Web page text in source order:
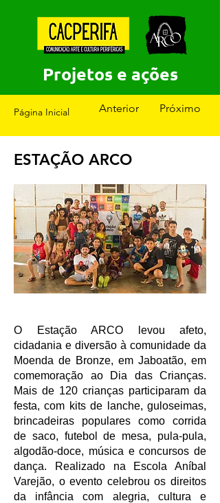
Projetos e ações
Página Inicial Anterior Próximo
ESTAÇÃO ARCO
O Estação ARCO levou afeto,
cidadania e diversão à comunidade da
Moenda de Bronze, em Jaboatão, em
comemoração ao Dia das Crianças.
Mais de 120 crianças participaram da
festa, com kits de lanche, guloseimas,
brincadeiras populares como corrida
de saco, futebol de mesa, pula-pula,
algodão-doce, música e concursos de
dança. Realizado na Escola Aníbal
Varejão, o evento celebrou os direitos
da infância com alegria, cultura e